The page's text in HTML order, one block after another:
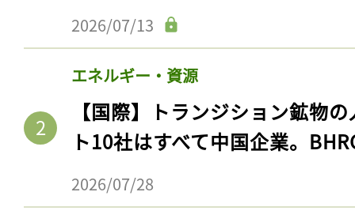
2026/07/13
エネルギー・資源
【国際】トランジション鉱物
ト10社はすべて中国企業。
2026/07/28